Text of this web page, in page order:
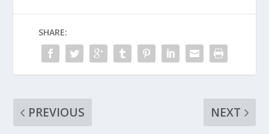
SHARE:
PREVIOUS
NEXT